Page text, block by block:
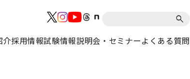
介採用情報試験情報説明会・セミナーよくある質問